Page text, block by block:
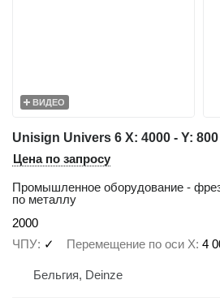
ВИДЕО
Unisign Univers 6 X: 4000 - Y:
Цена по запросу
Промышленное оборудование -
по металлу
2000
ЧПУ ✓ Перемещение по оси X 4
Бельгия, Deinze